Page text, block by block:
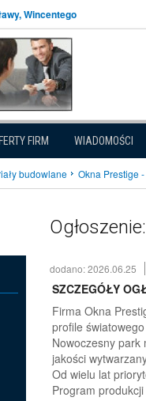
Wincentego
FIRM WIADOMOŚCI
budowlane Okna Prestige
Ogłoszenie:
dodano: 2026.06.25
SZCZEGÓŁY
Firma Okna
profile
Nowoczesny park
jakości
Od wielu lat
Program